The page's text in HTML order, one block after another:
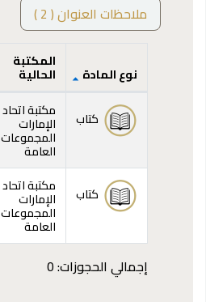
ملاحظات العنوان ( 2 )
المقتنيات
نوع المادة
المكتبة
الحالية
كتاب مكتبة اتحاد
الإمارات
المجموعات
العامة
كتاب
مكتبة اتحاد
الإمارات
المجموعات
العامة
إجمالي الحجوزات: 0